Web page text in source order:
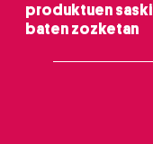
produktuen saski
baten zozketan